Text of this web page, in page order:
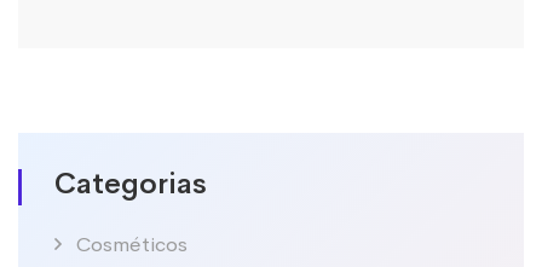
Categorias
Cosméticos